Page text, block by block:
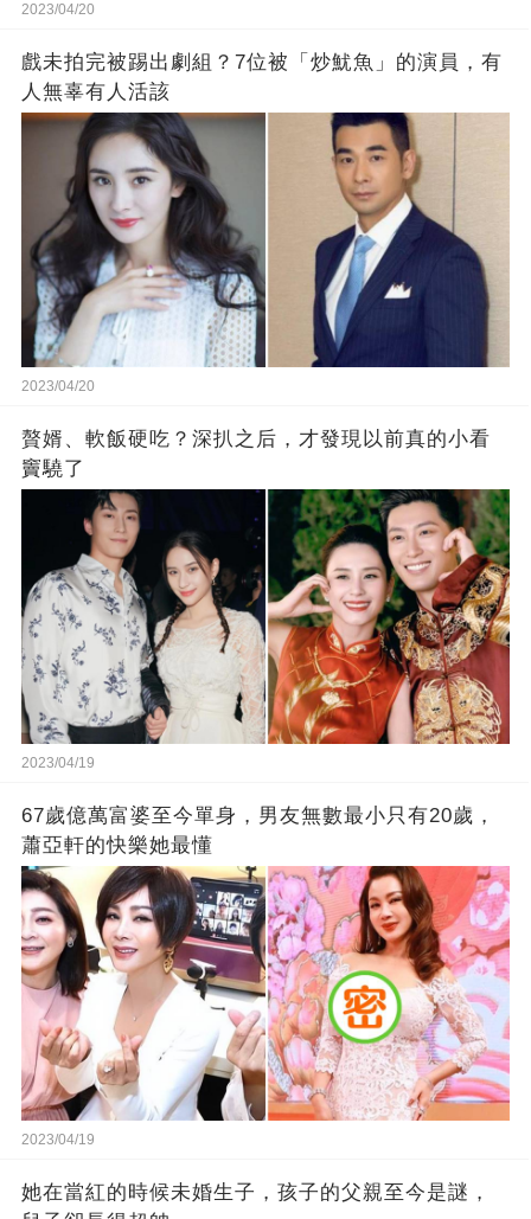
2023/04/20
戲未拍完被踢出劇組？7位被「炒魷魚」的演員，有
人無辜有人活該
2023/04/20
贅婿、軟飯硬吃？深扒之后，才發現以前真的小看
竇驍了
2023/04/19
67歲億萬富婆至今單身，男友無數最小只有20歲，
蕭亞軒的快樂她最懂
2023/04/19
她在當紅的時候未婚生子，孩子的父親至今是謎，